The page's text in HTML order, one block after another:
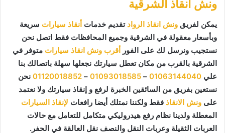
ونش انقاذ الشرقية
يمكن لفريق ونش انقاذ الرواد تقديم خدمات أنقاذ سيارات سريعة
وبأسعار معقولة في الشرقية وجميع المحافظات فقط اتصل نحن
نستجيب ونرسل لك على الفور أقرب ونش انقاذ سيارات متوفر في
الشرقية بالقرب من مكان تعطل سيارتك نجعلها سهلة باتصالك بنا
علي 01063144040
–
01093018585
–
01120018852 نحن
نستعين بفريق من السائقين الخبرة لرفع و إنقاذ سيارتك ولا نعتمد
على ونش الانقاذ فقط ولكننا نمتلك أيضا رافعات لإنقاذ السيارات
المعطلة ولدينا نظام رفع هيدروليكي متكامل للتعامل مع حالات
العربات الثقيلة وعربات النقل والنصف نقل العالقة في الحفر.